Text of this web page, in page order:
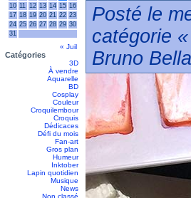
10 11 12 13 14 15 16
17 18 19 20 21 22 23
24 25 26 27 28 29 30
31
« Juil
Catégories
3D
À vendre
Aquarelle
BD
Cosplay
Couleur
Croquilembour
Croquis
Dédicaces
Défi du mois
Fan-art
Gros plan
Humeur
Inktober
Lapin quotidien
Musique
News
Non classé
Posté le
catégorie
Bruno